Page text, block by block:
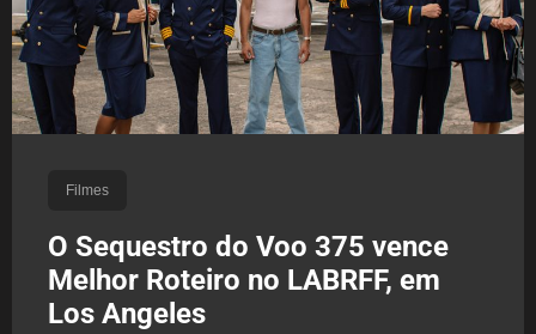
Filmes
O Sequestro do Voo 375 vence
Melhor Roteiro no LABRFF, em
Los Angeles